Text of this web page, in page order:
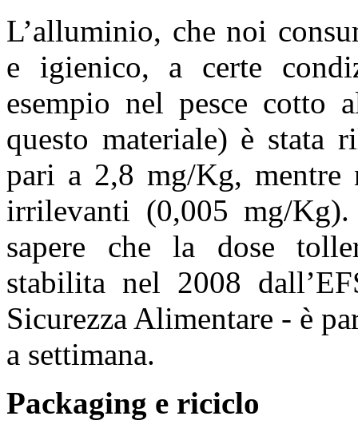
L’alluminio, che noi
e igienico, a certe
esempio nel pesce
questo materiale) è stata
pari a 2,8 mg/Kg,
irrilevanti (0,005 mg/
sapere che la dose
stabilita nel 2008
Sicurezza Alimentare - è
a settimana.
Packaging e riciclo